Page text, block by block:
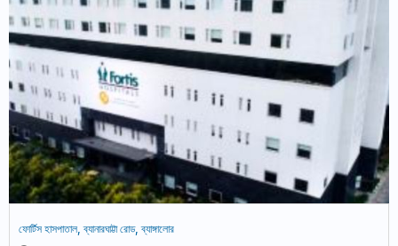
ফোর্টিস হাসপাতাল, ব্যানারঘাট্টা রোড, ব্যাঙ্গালোর